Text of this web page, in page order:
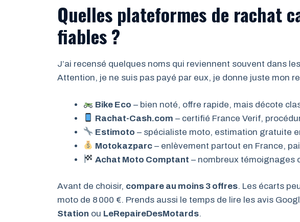
Quelles plateformes de rachat
fiables ?
J’ai recensé quelques noms qui reviennent souvent dans
Attention, je ne suis pas payé par eux, je donne juste mon
Bike Eco – bien noté, offre rapide, mais décote
Rachat-Cash.com – certifié France Verif,
Estimoto – spécialiste moto, estimation gratuite
Motokazparc – enlèvement partout en France,
Achat Moto Comptant – nombreux témoignages
Avant de choisir, compare au moins 3 offres. Les écarts
moto de 8 000 €. Prends aussi le temps de lire les avis
Station ou LeRepaireDesMotards.